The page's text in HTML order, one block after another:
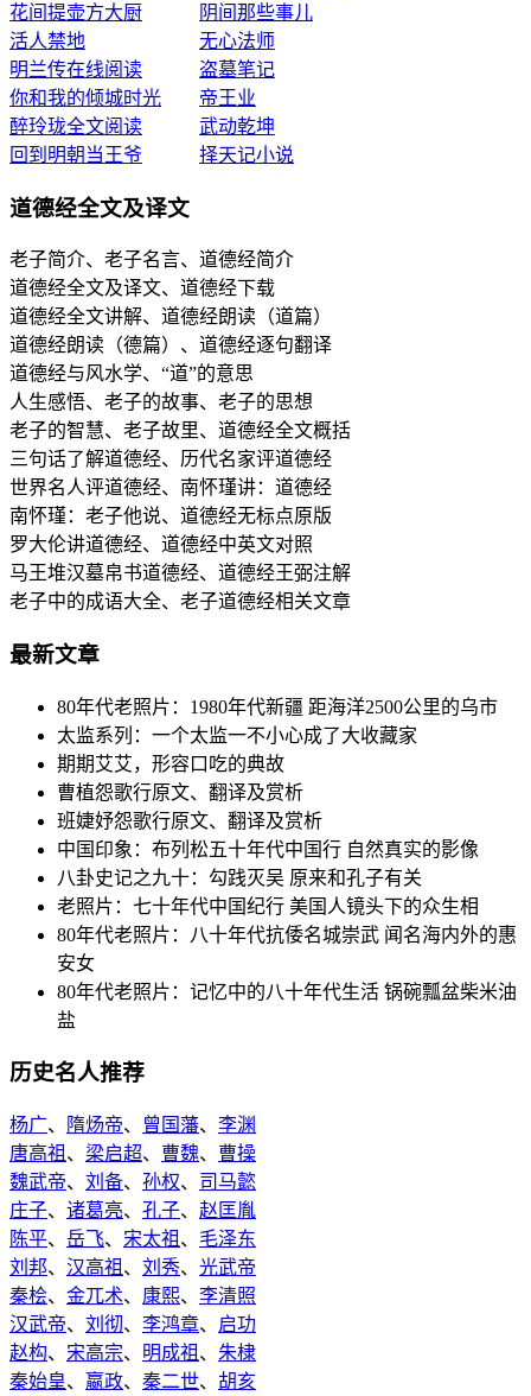
花间提壶方大厨
阴间那些事儿
活人禁地
无心法师
明兰传在线阅读
盗墓笔记
你和我的倾城时光
帝王业
醉玲珑全文阅读
武动乾坤
回到明朝当王爷
择天记小说
道德经全文及译文
老子简介、老子名言、道德经简介
道德经全文及译文、道德经下载
道德经全文讲解、道德经朗读（道篇）
道德经朗读（德篇）、道德经逐句翻译
道德经与风水学、“道”的意思
人生感悟、老子的故事、老子的思想
老子的智慧、老子故里、道德经全文概括
三句话了解道德经、历代名家评道德经
世界名人评道德经、南怀瑾讲：道德经
南怀瑾：老子他说、道德经无标点原版
罗大伦讲道德经、道德经中英文对照
马王堆汉墓帛书道德经、道德经王弼注解
老子中的成语大全、老子道德经相关文章
最新文章
80年代老照片：1980年代新疆 距海洋2500公里的乌市
太监系列：一个太监一不小心成了大收藏家
期期艾艾，形容口吃的典故
曹植怨歌行原文、翻译及赏析
班婕妤怨歌行原文、翻译及赏析
中国印象：布列松五十年代中国行 自然真实的影像
八卦史记之九十：勾践灭吴 原来和孔子有关
老照片：七十年代中国纪行 美国人镜头下的众生相
80年代老照片：八十年代抗倭名城崇武 闻名海内外的惠
安女
80年代老照片：记忆中的八十年代生活 锅碗瓢盆柴米油
盐
历史名人推荐
杨广、 隋炀帝、 曾国藩、 李渊
唐高祖 、 梁启超、 曹魏、 曹操
魏武帝、 刘备、 孙权、 司马懿
庄子、 诸葛亮、 孔子、 赵匡胤
陈平、 岳飞、 宋太祖 、 毛泽东
刘邦、 汉高祖 、 刘秀、 光武帝
秦桧、 金兀术、 康熙、 李清照
汉武帝、 刘彻、 李鸿章、 启功
赵构、 宋高宗、 明成祖 、 朱棣
秦始皇、 嬴政、 秦二世、 胡亥